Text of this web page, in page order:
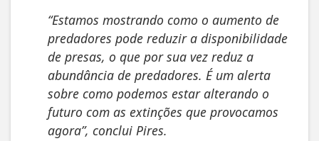
“Estamos mostrando como o aumento de
predadores pode reduzir a disponibilidade
de presas, o que por sua vez reduz a
abundância de predadores. É um alerta
sobre como podemos estar alterando o
futuro com as extinções que provocamos
agora”, conclui Pires.